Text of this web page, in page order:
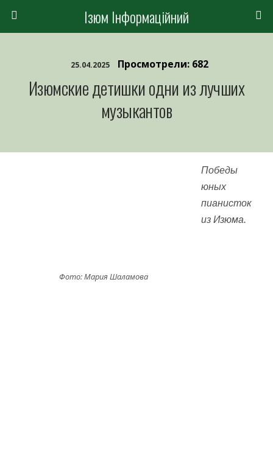
Ізюм Інформаційний
25.04.2025 Просмотрели: 682
Изюмские детишки одни из лучших
музыкантов
Фото: Мария Шаламова
Победы
юных
пианисток
из Изюма.